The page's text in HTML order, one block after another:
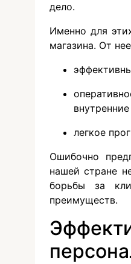
дело.
Именно для
магазина. От
легкое
Ошибочно
нашей стране
борьбы за
преимуществ.